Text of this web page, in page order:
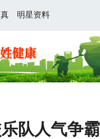
明星资料
队人气争